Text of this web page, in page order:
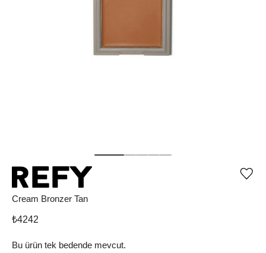
Cream Bronzer Tan
₺4242
Bu ürün tek bedende mevcut.